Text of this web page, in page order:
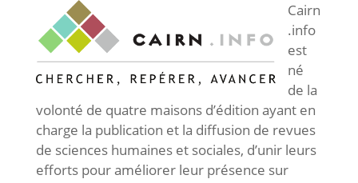
Cairn
.info
est
né
de la
volonté de quatre maisons d’édition ayant en
charge la publication et la diffusion de revues
de sciences humaines et sociales, d’unir leurs
efforts pour améliorer leur présence sur